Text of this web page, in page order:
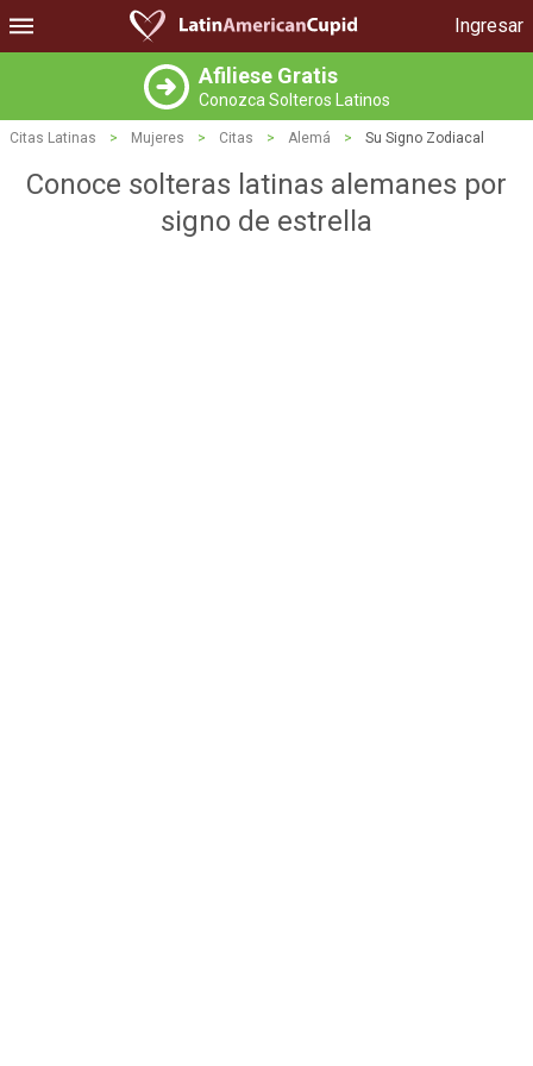
Ingresar
Afiliese Gratis
Conozca Solteros Latinos
Citas Latinas > Mujeres > Citas > Alemá > Su Signo Zodiacal
Conoce solteras latinas alemanes por
signo de estrella